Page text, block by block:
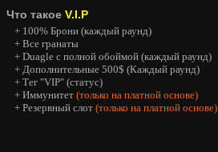
Что такое V.I.P
+ 100% Брони (каждый раунд)
+ Все гранаты
+ Duagle с полной обоймой (каждый раунд)
+ Дополнительные 500$ (Каждый раунд)
+ Тег "VIP" (статус)
+ Иммунитет (только на платной основе)
+ Резервный слот (только на платной основе)